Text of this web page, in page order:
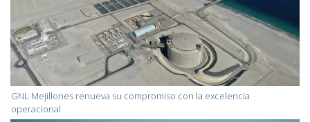
GNL Mejillones renueva su compromiso con la excelencia
operacional